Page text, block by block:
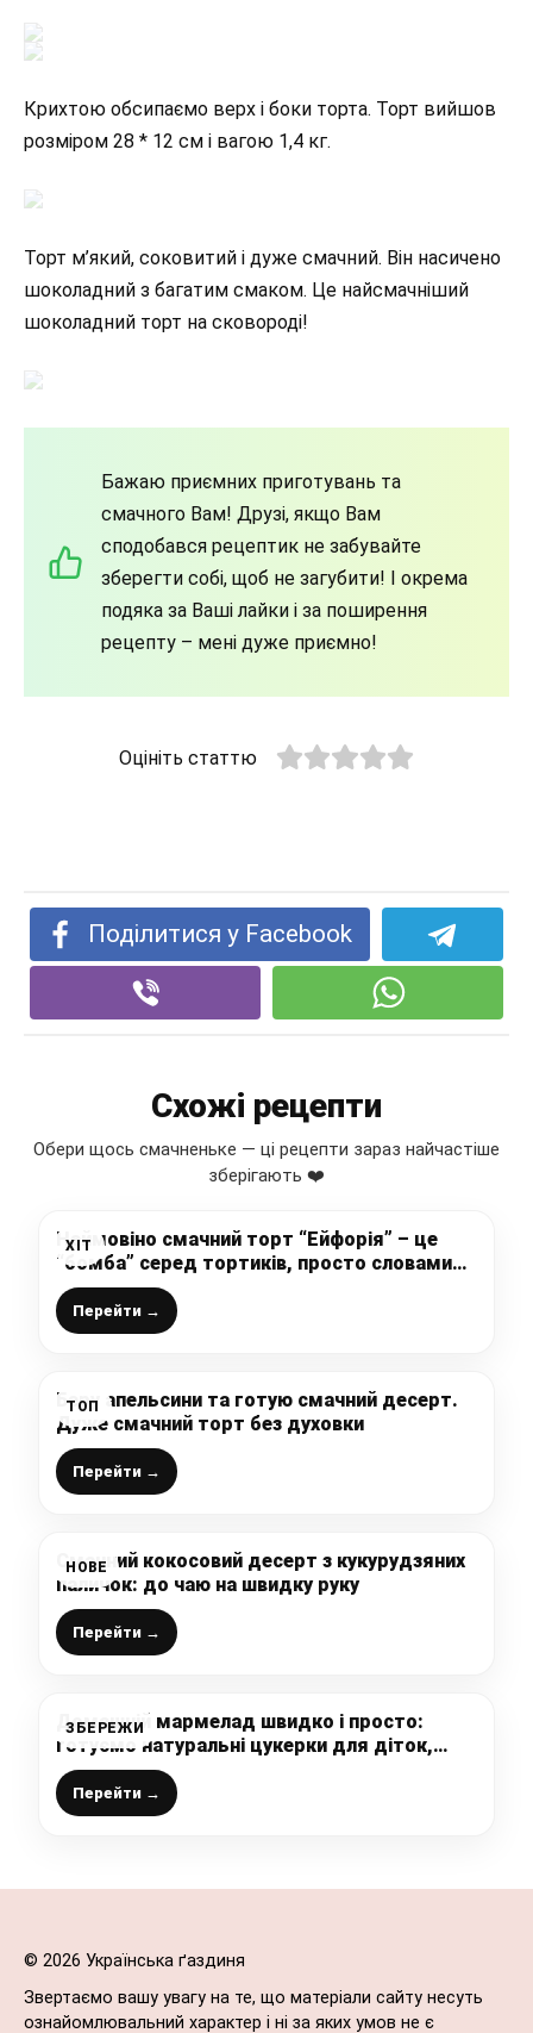
Крихтою обсипаємо верх і боки торта. Торт вийшов
розміром 28 * 12 см і вагою 1,4 кг.
Торт м’який, соковитий і дуже смачний. Він насичено
шоколадний з багатим смаком. Це найсмачніший
шоколадний торт на сковороді!
Бажаю приємних приготувань та
смачного Вам! Друзі, якщо Вам
сподобався рецептик не забувайте
зберегти собі, щоб не загубити! І окрема
подяка за Ваші лайки і за поширення
рецепту – мені дуже приємно!
Оцініть статтю
Поділитися у Facebook
Схожі рецепти
Обери щось смачненьке — ці рецепти зараз найчастіше
зберігають ❤️
ХІТ
Неймовіно смачний торт “Ейфорія” – це
“бомба” серед тортиків, просто словами
не передати, який він класний￼
Перейти →
ТОП
Беру апельсини та готую смачний десерт.
Дуже смачний торт без духовки
Перейти →
НОВЕ
Смачний кокосовий десерт з кукурудзяних
паличок: до чаю на швидку руку
Перейти →
ЗБЕРЕЖИ
Домашній мармелад швидко і просто:
готуємо натуральні цукерки для діток,
смачний та корисний десерт
Перейти →
© 2026 Українська ґаздиня
Звертаємо вашу увагу на те, що матеріали сайту несуть
ознайомлювальний характер і ні за яких умов не є